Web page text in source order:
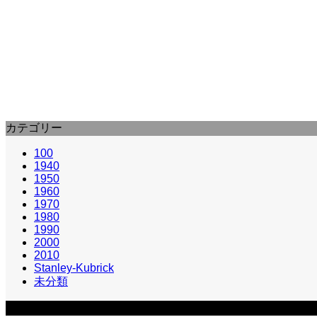
カテゴリー
100
1940
1950
1960
1970
1980
1990
2000
2010
Stanley-Kubrick
未分類